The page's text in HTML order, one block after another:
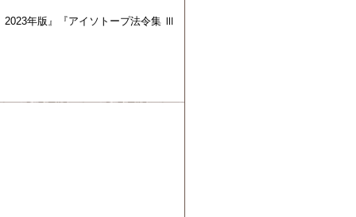
年版』『アイソトープ法令集 Ⅲ